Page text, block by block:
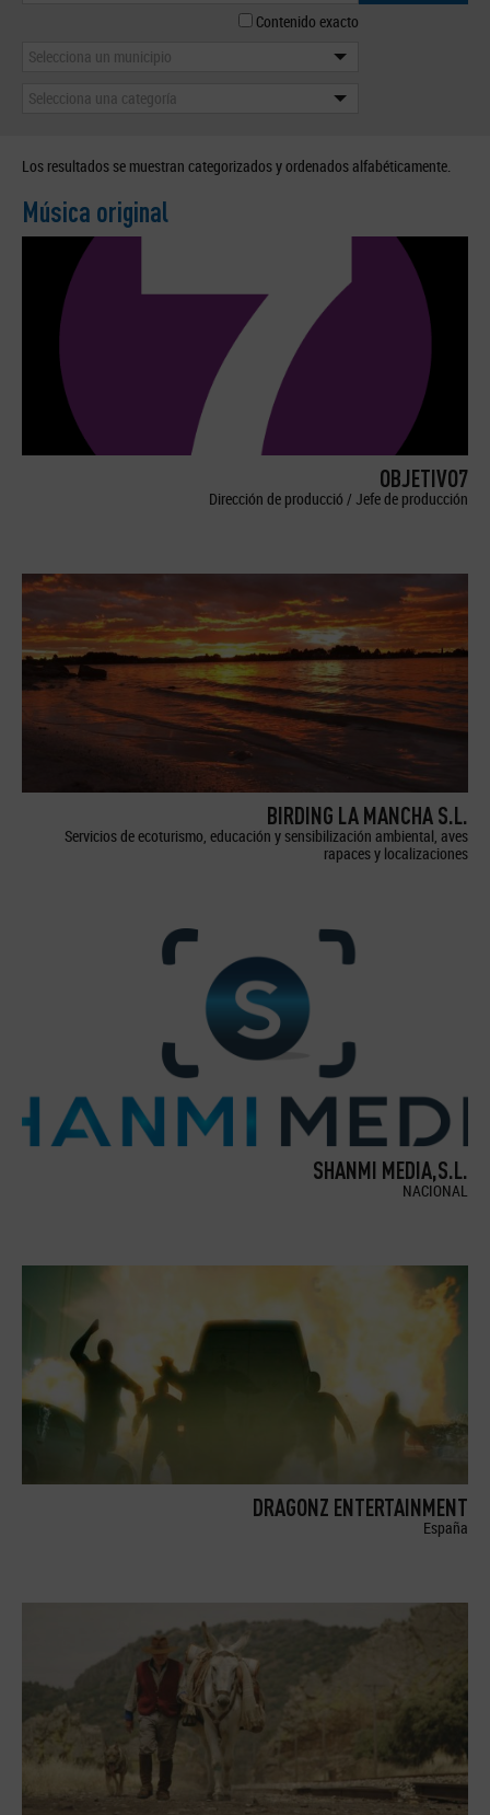
Contenido exacto
Selecciona un municipio
Selecciona una categoría
Los resultados se muestran categorizados y ordenados alfabéticamente.
Música original
OBJETIVO7
Dirección de producció / Jefe de producción
BIRDING LA MANCHA S.L.
Servicios de ecoturismo, educación y sensibilización ambiental, aves
rapaces y localizaciones
SHANMI MEDIA,S.L.
NACIONAL
DRAGONZ ENTERTAINMENT
España